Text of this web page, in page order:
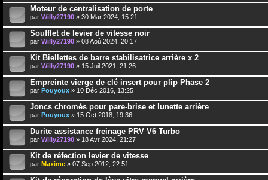
Moteur de centralisation de porte
par Willy27190 » 30 Mar 2024, 15:21
Soufflet de levier de vitesse noir
par Willy27190 » 08 Aoû 2024, 20:17
Kit Biellettes de barre stabilisatrice arrière x 2
par Willy27190 » 15 Juil 2021, 21:26
Empreinte vierge de clé insert pour plip Phase 2
par Pouyoux » 10 Déc 2016, 13:25
Joncs chromés pour pare-brise et lunette arrière
par Pouyoux » 15 Oct 2018, 19:36
Durite assistance freinage PRV V6 Turbo
par Willy27190 » 18 Avr 2024, 21:27
Kit de réfection levier de vitesse
par Maxime » 07 Sep 2012, 22:51